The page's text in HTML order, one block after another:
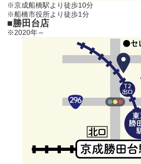
※京成船橋駅より徒歩10分
※船橋市役所より徒歩1分
■勝田台店
※2020年～